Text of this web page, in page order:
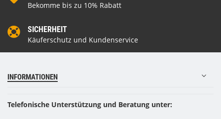
Bekomme bis zu 10% Rabatt
SICHERHEIT
Käuferschutz und Kundenservice
INFORMATIONEN
Telefonische Unterstützung und Beratung unter: